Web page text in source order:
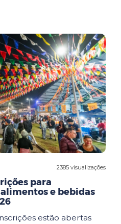
2385 visualizações
para
e bebidas
estão abertas